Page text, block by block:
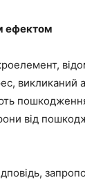
ефектом
викликаний
від